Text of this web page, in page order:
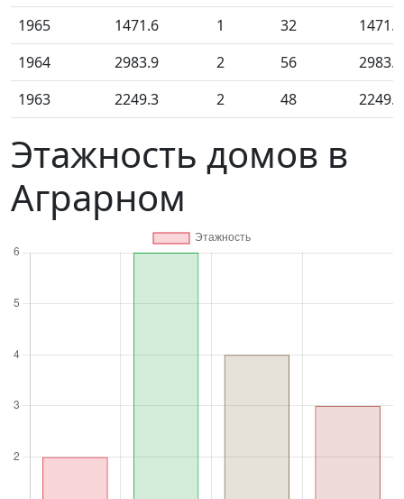
1965
1471.6 1 32
1964
2983.9 2 56
1963
2249.3 2 48
Этажность домов в
Аграрном